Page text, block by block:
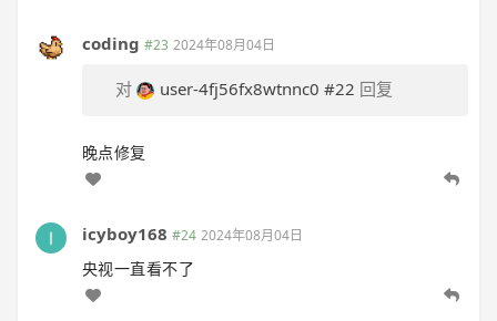
coding #23 2024年08月04日
对 user-4fj56fx8wtnnc0 #22 回复
晚点修复
icyboy168 #24 2024年08月04日
央视一直看不了